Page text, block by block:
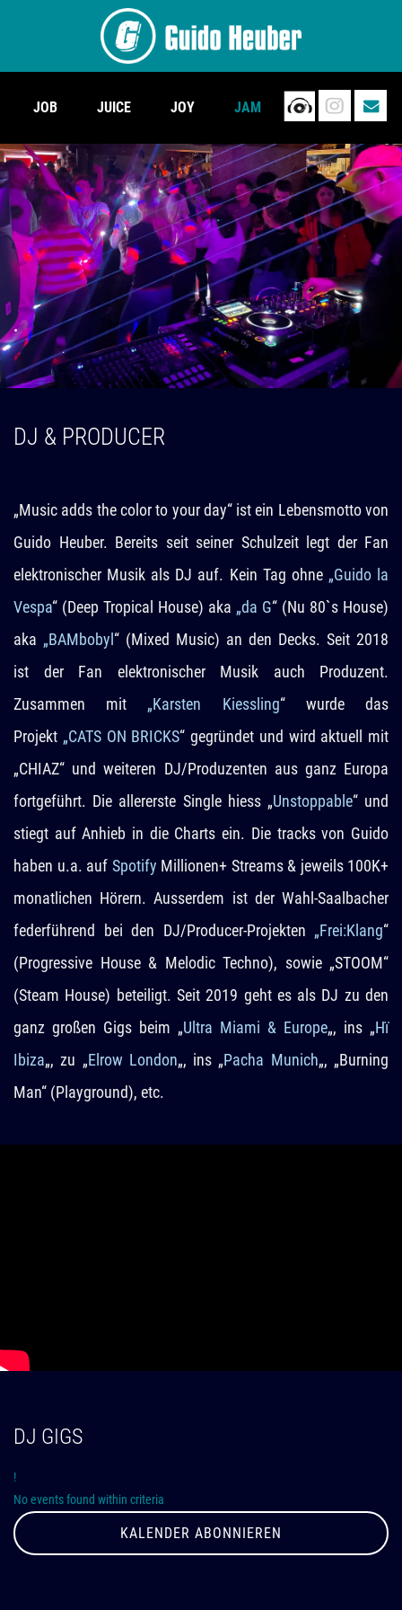
JOB JUICE JOY JAM
.
.
DJ & PRODUCER
„Music adds the color to your day“ ist ein Lebensmotto von
Guido Heuber. Bereits seit seiner Schulzeit legt der Fan
elektronischer Musik als DJ auf. Kein Tag ohne „Guido la
Vespa“ (Deep Tropical House) aka „da G“ (Nu 80`s House)
aka „BAMbobyl “ (Mixed Music) an den Decks. Seit 2018
ist der Fan elektronischer Musik auch Produzent.
Zusammen mit „Karsten Kiessling“ wurde das
Projekt „CATS ON BRICKS“ gegründet und wird aktuell mit
„CHIAZ“ und weiteren DJ/Produzenten aus ganz Europa
fortgeführt. Die allererste Single hiess „Unstoppable“ und
stiegt auf Anhieb in die Charts ein. Die tracks von Guido
haben u.a. auf Spotify Millionen+ Streams & jeweils 100K+
monatlichen Hörern. Ausserdem ist der Wahl-Saalbacher
federführend bei den DJ/Producer-Projekten „Frei:Klang“
(Progressive House & Melodic Techno), sowie „STOOM“
(Steam House) beteiligt. Seit 2019 geht es als DJ zu den
ganz großen Gigs beim „Ultra Miami & Europe„, ins „Hï
Ibiza„, zu „Elrow London„, ins „Pacha Munich„, „Burning
Man“ (Playground), etc.
DJ GIGS
!
No events found within criteria
KALENDER ABONNIEREN